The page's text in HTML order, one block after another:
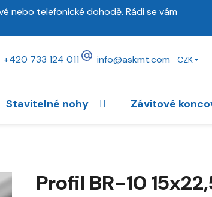
nebo telefonické dohodě. Rádi se vám
+420 733 124 011 info@askmt.com CZK
Stavitelné nohy Závitové
Profil BR-10